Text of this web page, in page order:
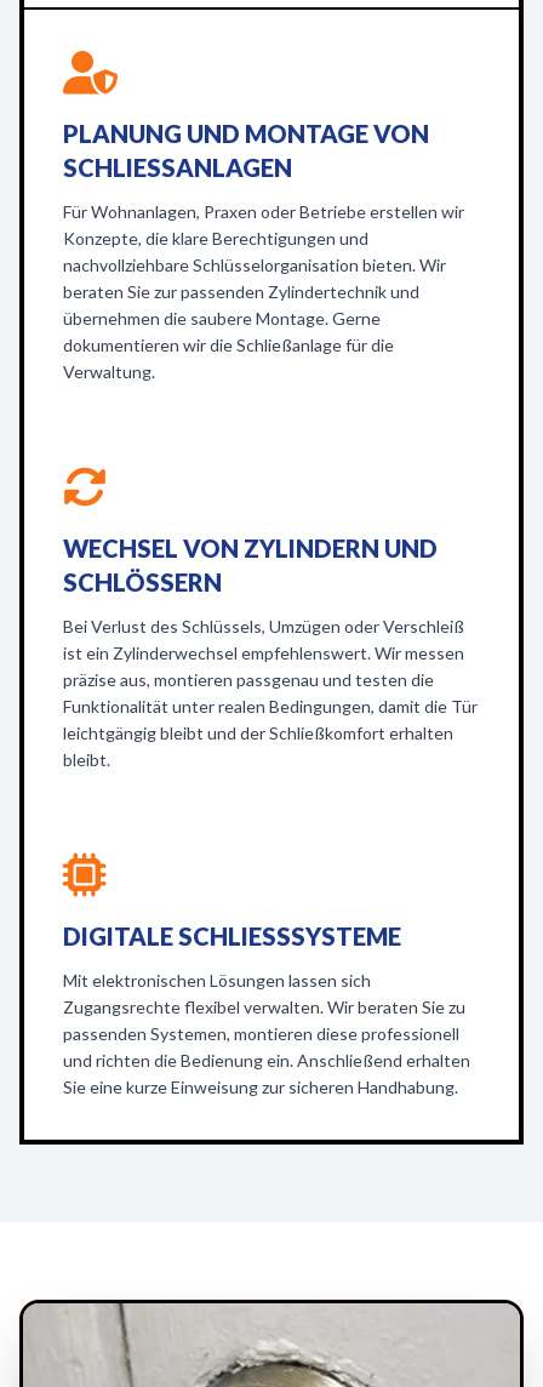
PLANUNG UND MONTAGE VON
SCHLIESSANLAGEN
Für Wohnanlagen, Praxen oder Betriebe erstellen wir
Konzepte, die klare Berechtigungen und
nachvollziehbare Schlüsselorganisation bieten. Wir
beraten Sie zur passenden Zylindertechnik und
übernehmen die saubere Montage. Gerne
dokumentieren wir die Schließanlage für die
Verwaltung.
WECHSEL VON ZYLINDERN UND
SCHLÖSSERN
Bei Verlust des Schlüssels, Umzügen oder Verschleiß
ist ein Zylinderwechsel empfehlenswert. Wir messen
präzise aus, montieren passgenau und testen die
Funktionalität unter realen Bedingungen, damit die Tür
leichtgängig bleibt und der Schließkomfort erhalten
bleibt.
DIGITALE SCHLIESSSYSTEME
Mit elektronischen Lösungen lassen sich
Zugangsrechte flexibel verwalten. Wir beraten Sie zu
passenden Systemen, montieren diese professionell
und richten die Bedienung ein. Anschließend erhalten
Sie eine kurze Einweisung zur sicheren Handhabung.